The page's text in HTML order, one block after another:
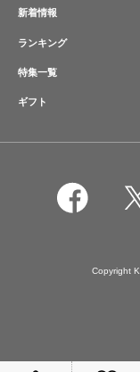
新着情報
ランキング
特集一覧
ギフト
Copyright